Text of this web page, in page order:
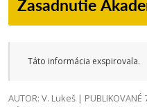
Táto informácia exspirovala.
AUTOR: V. Lukeš | PUBLIKOVANÉ